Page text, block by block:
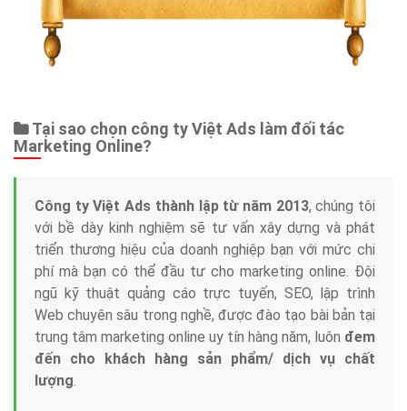
Tại sao chọn công ty Việt Ads làm đối tác
Marketing Online?
Công ty Việt Ads thành lập từ năm 2013, chúng tôi
với bề dày kinh nghiệm sẽ tư vấn xây dựng và phát
triển thương hiệu của doanh nghiệp bạn với mức chi
phí mà bạn có thể đầu tư cho marketing online. Đội
ngũ kỹ thuật quảng cáo trực tuyến, SEO, lập trình
Web chuyên sâu trong nghề, được đào tạo bài bản tại
trung tâm marketing online uy tín hàng năm, luôn đem
đến cho khách hàng sản phẩm/ dịch vụ chất
lượng.